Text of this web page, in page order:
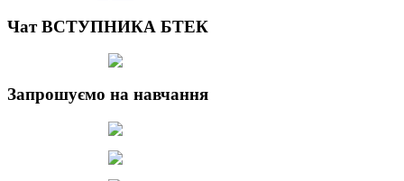
Чат ВСТУПНИКА БТЕК
Запрошуємо на навчання